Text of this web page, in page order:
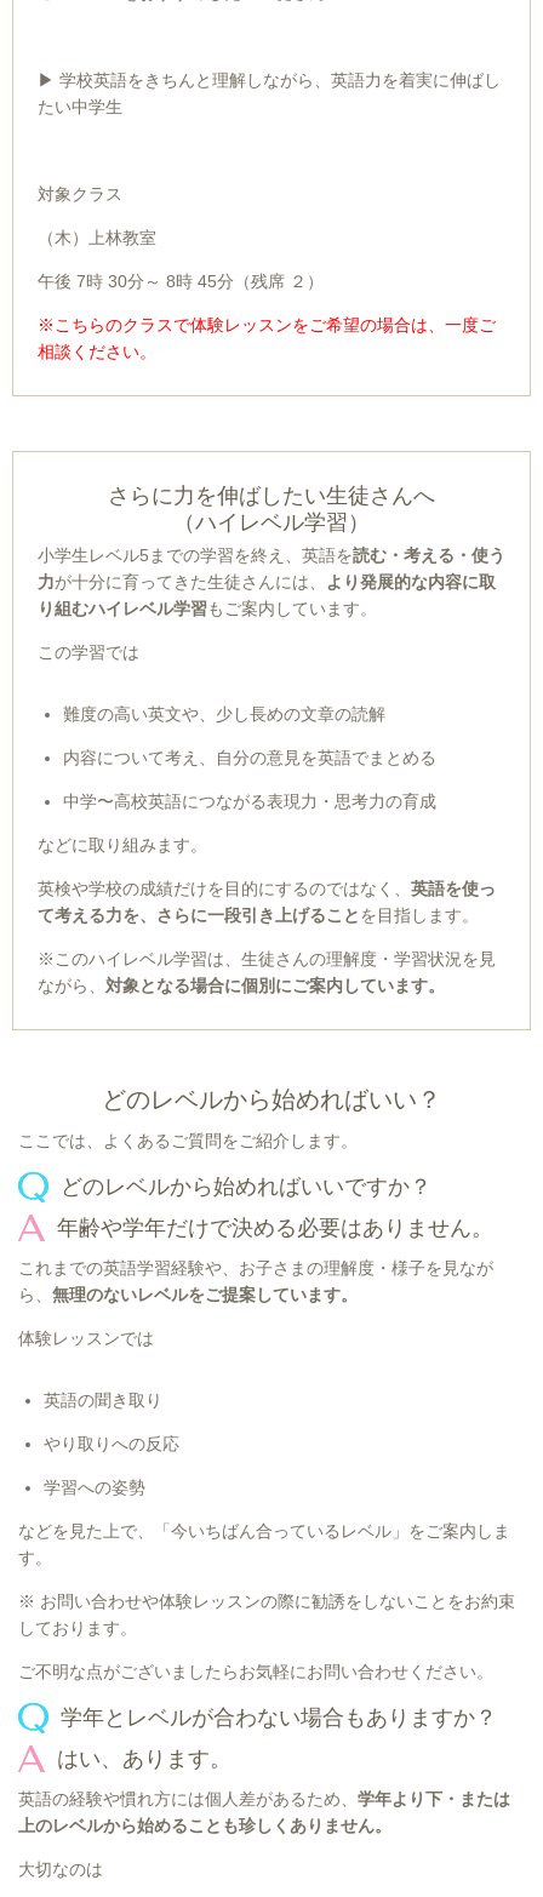
▶ 学校英語をきちんと理解しながら、英語力を着実に伸ばし
たい中学生
対象クラス
（木）上林教室
午後 7時 30分～ 8時 45分（残席 ２）
※ こちらのクラスで体験レッスンをご希望の場合は、一度ご
相談ください。
さらに力を伸ばしたい生徒さんへ
（ハイレベル学習）
小学生レベル5までの学習を終え、英語を読む・考える・使う
力が十分に育ってきた生徒さんには、
より発展的な内容に取
り組むハイレベル学習もご案内しています。
この学習では
難度の高い英文や、少し長めの文章の読解
内容について考え、自分の意見を英語でまとめる
中学〜高校英語につながる表現力・思考力の育成
などに取り組みます。
英検や学校の成績だけを目的にするのではなく、 英語を使っ
て考える力を、さらに一段引き上げることを目指します。
※このハイレベル学習は、生徒さんの理解度・学習状況を見
ながら、 対象となる場合に個別にご案内しています。
どのレベルから始めればいい？
ここでは、よくあるご質問をご紹介します。
どのレベルから始めればいいですか？
年齢や学年だけで決める必要はありません。
これまでの英語学習経験や、お子さまの理解度・様子を見なが
ら、 無理のないレベルをご提案しています。
体験レッスンでは
英語の聞き取り
やり取りへの反応
学習への姿勢
などを見た上で、「今いちばん合っているレベル」をご案内しま
す。
※ お問い合わせや体験レッスンの際に勧誘をしないことをお約束
しております。
ご不明な点がございましたらお気軽にお問い合わせください。
学年とレベルが合わない場合もありますか？
はい、あります。
英語の経験や慣れ方には個人差があるため、 学年より下・または
上のレベルから始めることも珍しくありません。
大切なのは